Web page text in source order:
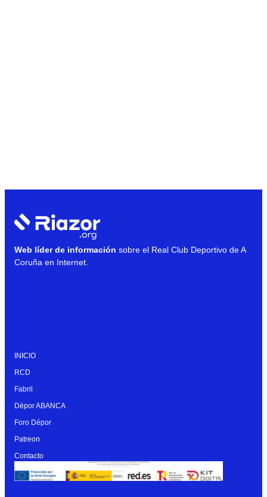
Web líder de información sobre el Real Club Deportivo de A
Coruña en Internet.
INICIO
RCD
Fabril
Dépor ABANCA
Foro Dépor
Patreon
Contacto